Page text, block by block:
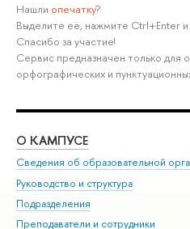
Нашли опечатку?
Выделите её, нажмите Ctrl+Enter
Спасибо за участие!
Сервис предназначен только для
орфографических и
О КАМПУСЕ
Сведения об образовательной
Руководство и структура
Подразделения
Преподаватели и сотрудники